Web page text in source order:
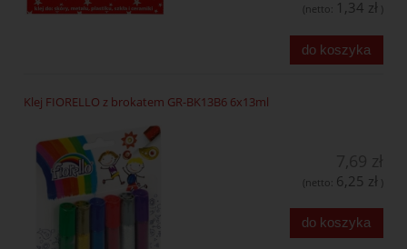
(netto: 1,34 zł )
do koszyka
Klej FIORELLO z brokatem GR-BK13B6 6x13ml
(netto: 6,25 zł )
do koszyka